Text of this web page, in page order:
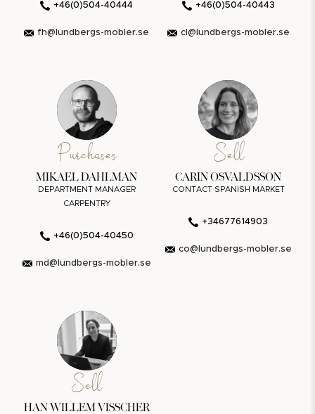
+46(0)504-40444
fh@lundbergs-mobler.se
+46(0)504-40443
cl@lundbergs-mobler.se
Purchases
MIKAEL DAHLMAN
DEPARTMENT MANAGER
CARPENTRY
+46(0)504-40450
md@lundbergs-mobler.se
Sell
CARIN OSVALDSSON
CONTACT SPANISH MARKET
+34677614903
co@lundbergs-mobler.se
Sell
HAN-WILLEM VISSCHER